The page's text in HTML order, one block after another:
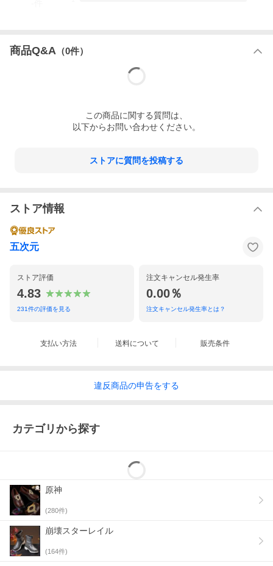
商品Q&A （0件）
この商品に関する質問は、
以下からお問い合わせください。
ストアに質問を投稿する
ストア情報
五次元
ストア評価
4.83
231件の評価を見る
注文キャンセル発生率
0.00％
注文キャンセル発生率とは？
支払い方法 送料について 販売条件
違反商品の申告をする
カテゴリから探す
原神
(280件)
崩壊スターレイル
(164件)